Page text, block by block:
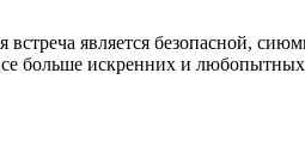
является безопасной,
все больше искренних и